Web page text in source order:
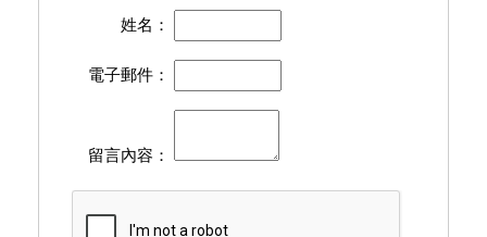
姓名：
電子郵件：
留言內容：